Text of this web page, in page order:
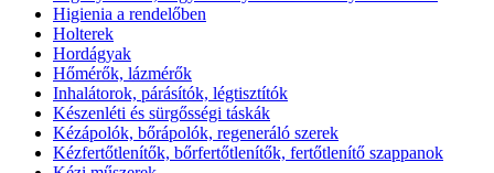
Higienia a rendelőben
Holterek
Hordágyak
Hőmérők, lázmérők
Inhalátorok, párásítók, légtisztítók
Készenléti és sürgősségi táskák
Kézápolók, bőrápolók, regeneráló szerek
Kézfertőtlenítők, bőrfertőtlenítők, fertőtlenítő szappanok